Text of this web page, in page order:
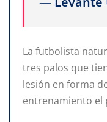
La futbolista
tres palos que
lesión en forma
entrenamiento el